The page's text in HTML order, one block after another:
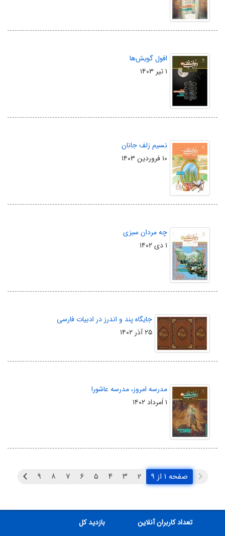
افول گویش‌ها
۱ تیر ۱۴۰۳
نسیم زلف جانان
۱۰ فروردین ۱۴۰۳
چه مردان سبزی
۱ دی ۱۴۰۲
جایگاه پند و اندرز در ادبیات فارسی
۲۵ آذر ۱۴۰۲
مدرسه امروز، مدرسه عاشورا
۱ اَمرداد ۱۴۰۲
صفحه ۱ از ۹ ۲ ۳ ۴ ۵ ۶ ۷ ۸ ۹
تعداد کاربران آنلاین
بازدید کل